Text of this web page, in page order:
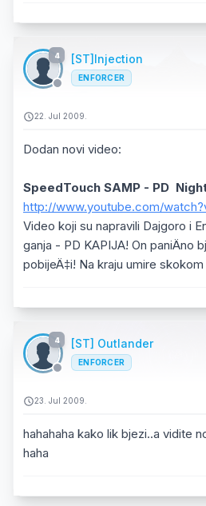
4 [ST]Injection
ENFORCER
22. Jul 2009.
Dodan novi video:
SpeedTouch SAMP - PD
http://www.youtube.com/
Video koji su napravili Dajgoro i
ganja - PD KAPIJA! On paniÄno
pobijeÄ‡i! Na kraju umire
4 [ST] Outlander
ENFORCER
23. Jul 2009.
hahahaha kako lik bjezi..a vidite
haha